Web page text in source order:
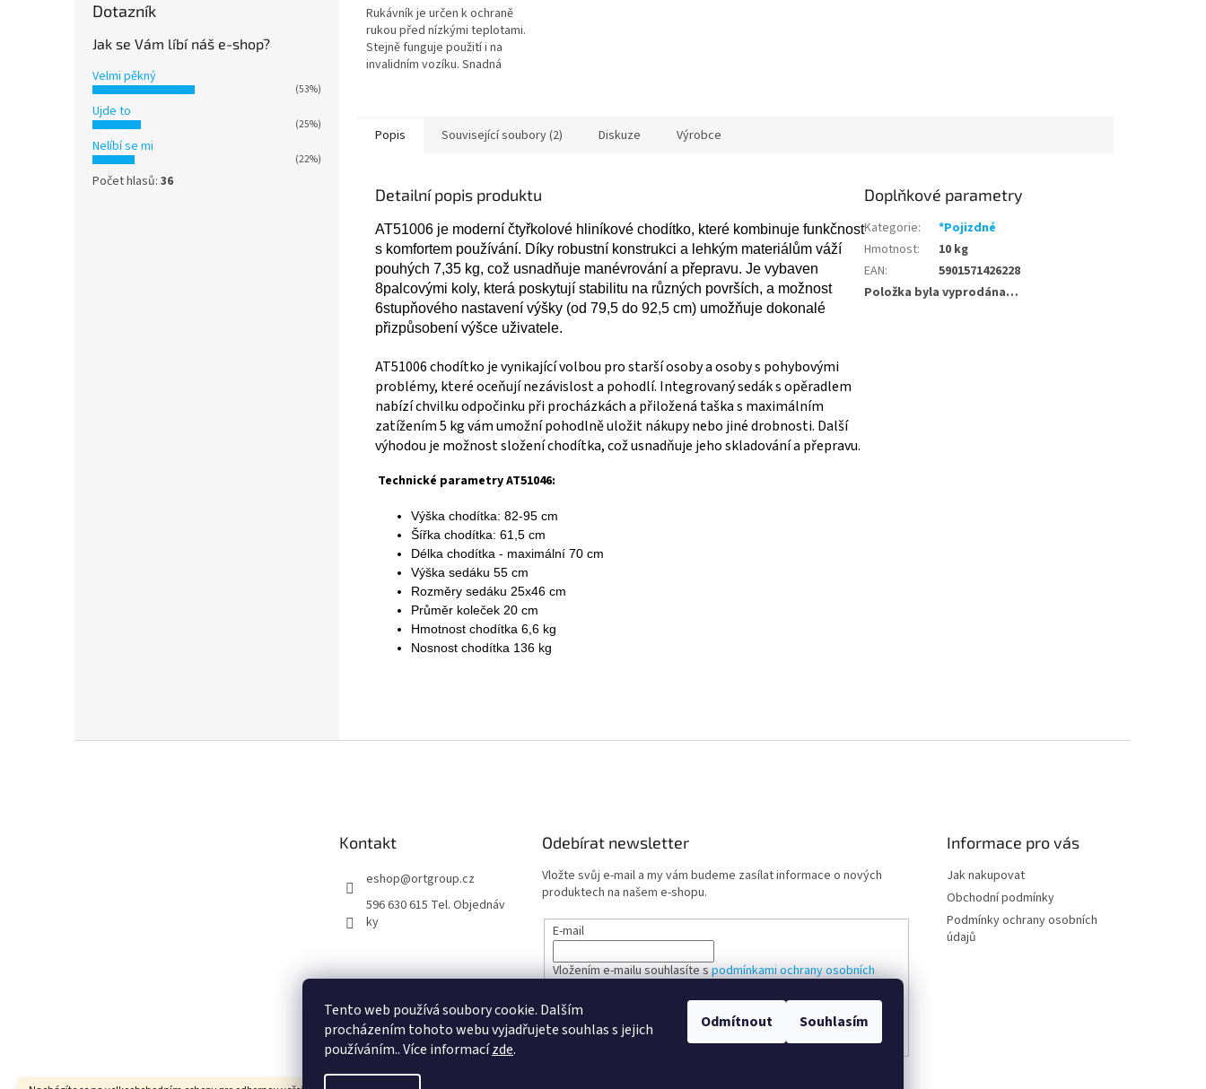
Tento web používá soubory cookie. Dalším
procházením tohoto webu vyjadřujete souhlas s jejich
používáním.. Více informacízde.
Odmítnout Souhlasím
Dotazník
Jak se Vám líbí náš e-shop?
Velmi pěkný
(53%)
Ujde to
(25%)
Nelíbí se mi
(22%)
Počet hlasů: 36
z
5
hvězdiček.
Rukávník je určen k ochraně
rukou před nízkými teplotami.
Stejně funguje použití i na
invalidním vozíku. Snadná
Popis Související soubory (2) Diskuze Výrobce
Detailní popis produktu
AT51006 je moderní čtyřkolové hliníkové chodítko, které kombinuje funkčnost
s komfortem používání. Díky robustní konstrukci a lehkým materiálům váží
pouhých 7,35 kg, což usnadňuje manévrování a přepravu. Je vybaven
8palcovými koly, která poskytují stabilitu na různých površích, a možnost
6stupňového nastavení výšky (od 79,5 do 92,5 cm) umožňuje dokonalé
přizpůsobení výšce uživatele.
AT51006 chodítko je vynikající volbou pro starší osoby a osoby s pohybovými
problémy, které oceňují nezávislost a pohodlí. Integrovaný sedák s opěradlem
nabízí chvilku odpočinku při procházkách a přiložená taška s maximálním
zatížením 5 kg vám umožní pohodlně uložit nákupy nebo jiné drobnosti. Další
výhodou je možnost složení chodítka, což usnadňuje jeho skladování a přepravu.
Technické parametry AT51046:
Výška chodítka: 82-95 cm
Šířka chodítka: 61,5 cm
Délka chodítka - maximální 70 cm
Výška sedáku 55 cm
Rozměry sedáku 25x46 cm
Průměr koleček 20 cm
Hmotnost chodítka 6,6 kg
Nosnost chodítka 136 kg
Doplňkové parametry
Kategorie:
*Pojizdné
Hmotnost:
10 kg
EAN:
5901571426228
Položka byla vyprodána…
Kontakt
eshop@ortgroup.cz
596 630 615 Tel. Objednáv
ky
Odebírat newsletter
Vložte svůj e-mail a my vám budeme zasílat informace o nových
produktech na našem e-shopu.
E-mail
Vložením e-mailu souhlasíte spodmínkami ochrany osobních
PŘIHLÁSIT SE
Informace pro vás
Jak nakupovat
Obchodní podmínky
Podmínky ochrany osobních
údajů